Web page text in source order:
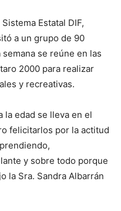
Estatal DIF,
a un grupo de 90
se reúne en las
2000 para realizar
y recreativas.
la edad se lleva en el
felicitarlos por la actitud
y sobre todo porque
la Sra. Sandra Albarrán